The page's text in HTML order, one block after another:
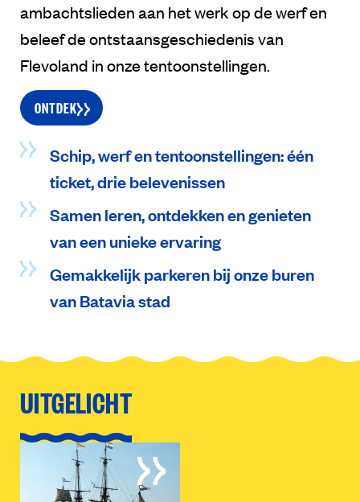
ambachtslieden aan het werk op de werf en
beleef de ontstaansgeschiedenis van
Flevoland in onze tentoonstellingen.
ONTDEK
Schip, werf en tentoonstellingen: één
ticket, drie belevenissen
Samen leren, ontdekken en genieten
van een unieke ervaring
Gemakkelijk parkeren bij onze buren
van Batavia stad
UITGELICHT